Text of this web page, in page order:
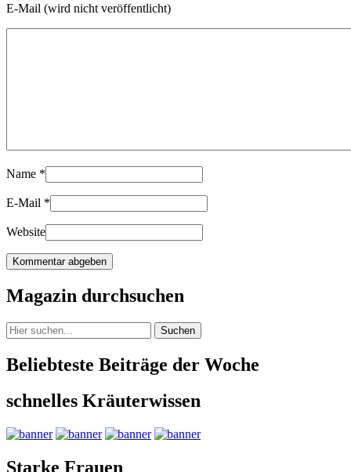
E-Mail (wird nicht veröffentlicht)
Name *
E-Mail *
Website
Magazin durchsuchen
Suchen
Beliebteste Beiträge der Woche
schnelles Kräuterwissen
Starke Frauen